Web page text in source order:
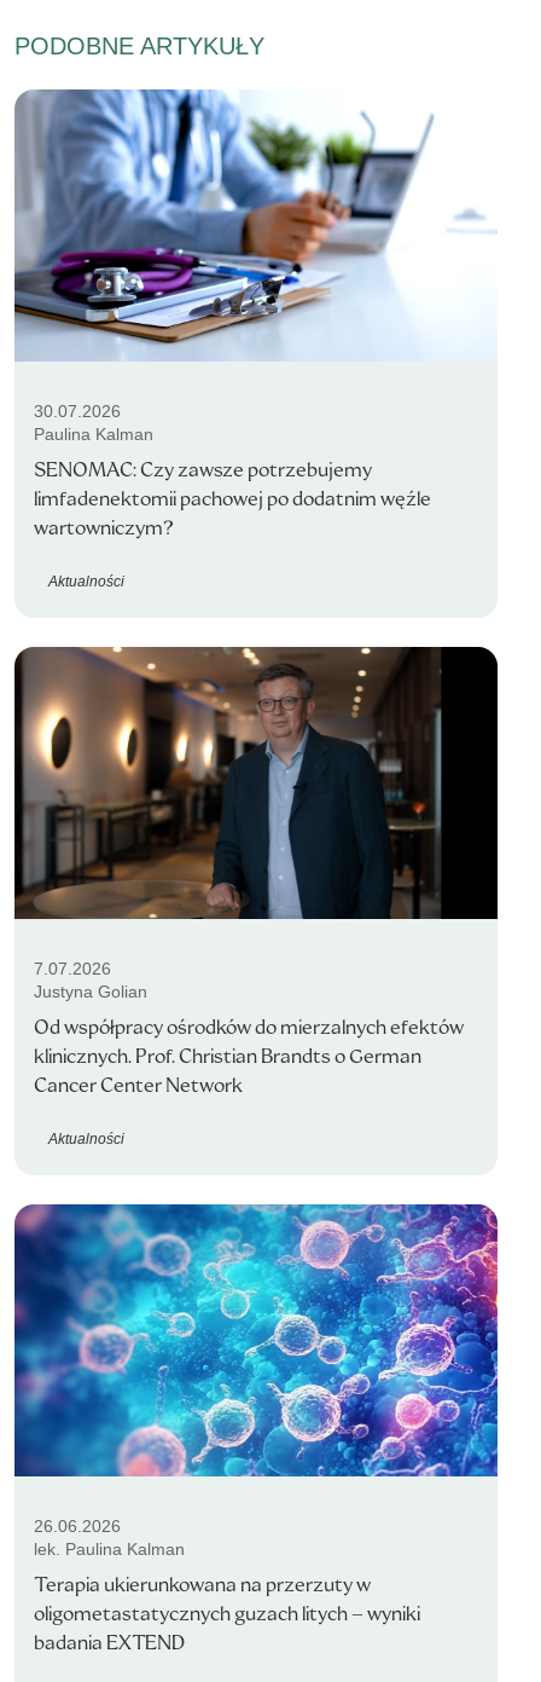
PODOBNE ARTYKUŁY
30.07.2026
Paulina Kalman
SENOMAC: Czy zawsze potrzebujemy
limfadenektomii pachowej po dodatnim węźle
wartowniczym?
Aktualności
7.07.2026
Justyna Golian
Od współpracy ośrodków do mierzalnych efektów
klinicznych. Prof. Christian Brandts o German
Cancer Center Network
Aktualności
26.06.2026
lek. Paulina Kalman
Terapia ukierunkowana na przerzuty w
oligometastatycznych guzach litych – wyniki
badania EXTEND